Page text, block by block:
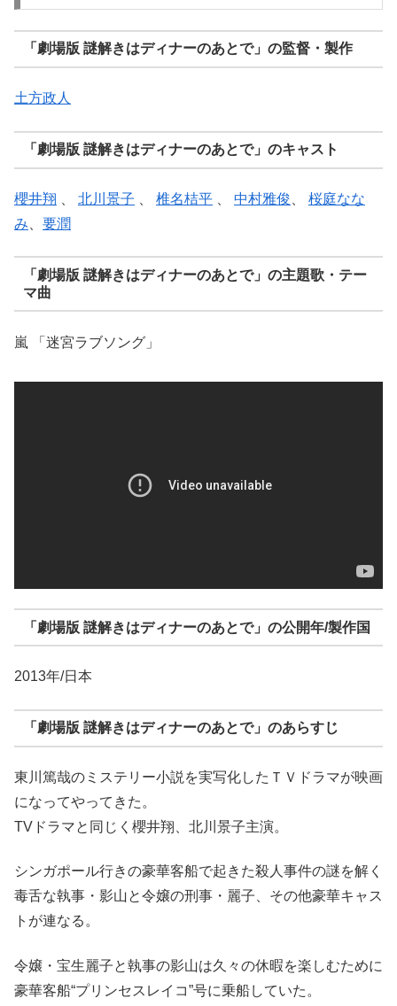
「劇場版 謎解きはディナーのあとで」の監督・製作
土方政人
「劇場版 謎解きはディナーのあとで」のキャスト
櫻井翔 北川景子 椎名桔平 中村雅俊
桜庭なな
み
要潤
「劇場版 謎解きはディナーのあとで」の主題歌・テー
マ曲
嵐 「迷宮ラブソング」
「劇場版 謎解きはディナーのあとで」の公開年/製作国
2013年/日本
「劇場版 謎解きはディナーのあとで」のあらすじ
東川篤哉のミステリー小説を実写化したＴＶドラマが映画
になってやってきた。
TVドラマと同じく櫻井翔、北川景子主演。
シンガポール行きの豪華客船で起きた殺人事件の謎を解く
毒舌な執事・影山と令嬢の刑事・麗子、その他豪華キャス
トが連なる。
令嬢・宝生麗子と執事の影山は久々の休暇を楽しむために
豪華客船“プリンセスレイコ”号に乗船していた。